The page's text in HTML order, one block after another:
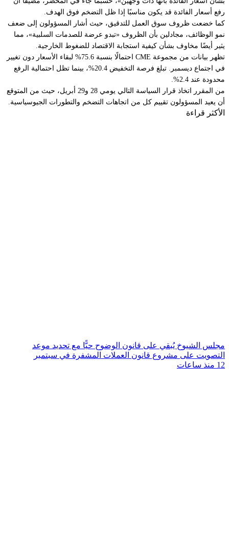
رفع أسعار الفائدة قد يكون مناسبًا إذا ظل التضخم فوق الهدف.
كما خضعت ظروف سوق العمل للتدقيق، حيث أشار المسؤولون إلى ضعف
نمو الوظائف، مجادلين بأن الظروف «تبدو عرضة للصدمات السلبية»، مما
يثير أيضًا مخاوف بشأن كيفية استجابة الاقتصاد للضغوط الخارجية.
تظهر بيانات من مجموعة CME احتمالًا بنسبة 75.6% لبقاء الأسعار دون تغيير
في اجتماع ديسمبر. تبلغ فرصة التخفيض 20.4%، بينما تظل احتمالية الرفع
محدودة عند 2.4%.
من المقرر اتخاذ قرار السياسة التالي يومي 28 و29 أبريل، حيث من المتوقع
أن يعيد المسؤولون تقييم كل من اتجاهات التضخم والتطورات الجيوسياسية.
الأكثر قراءة
مجلس الشيوخ يُبقي على قانون الوضوح حيًّا مع تحديد موعد
التصويت على مشروع قانون العملات المشفرة في سبتمبر
12 منذ ساعات